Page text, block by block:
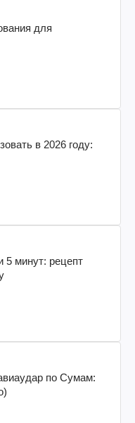
для
в 2026 году:
5 минут: рецепт
по Сумам: